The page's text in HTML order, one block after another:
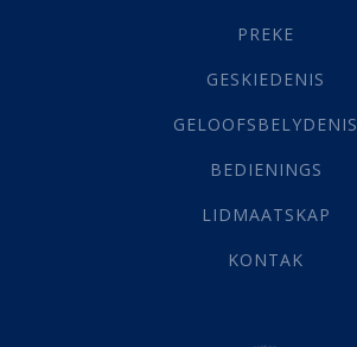
(21)
Grys Areas(4)
Lewensdoel(3)
Selfondersoek(1)
Werk(22)
(142)
PREKE
GESKIEDENIS
GELOOFSBELYDENIS
BEDIENINGS
LIDMAATSKAP
KONTAK